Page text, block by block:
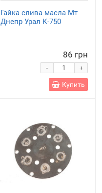
Гайка слива масла Мт
Днепр Урал К-750
86 грн
+
-
Купить